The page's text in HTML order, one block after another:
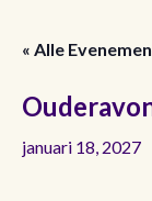
« Alle
januari 18, 2027